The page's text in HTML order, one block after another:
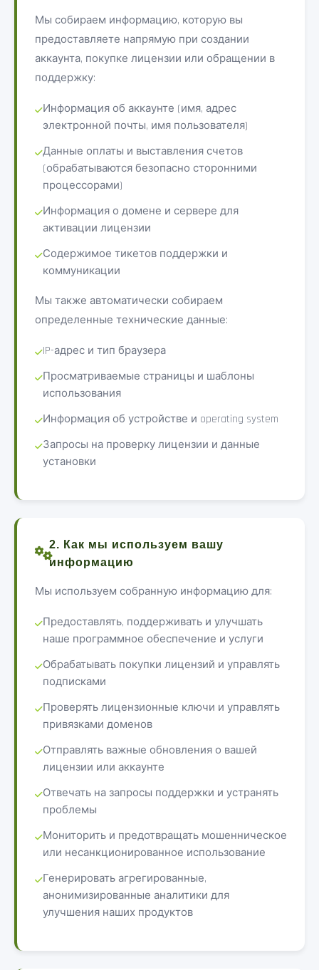
Мы собираем информацию, которую вы
предоставляете напрямую при создании
аккаунта, покупке лицензии или обращении в
поддержку:
Информация об аккаунте (имя, адрес
электронной почты, имя пользователя)
Данные оплаты и выставления счетов
(обрабатываются безопасно сторонними
процессорами)
Информация о домене и сервере для
активации лицензии
Содержимое тикетов поддержки и
коммуникации
Мы также автоматически собираем
определенные технические данные:
IP-адрес и тип браузера
Просматриваемые страницы и шаблоны
использования
Информация об устройстве и operating system
Запросы на проверку лицензии и данные
установки
2. Как мы используем вашу
информацию
Мы используем собранную информацию для:
Предоставлять, поддерживать и улучшать
наше программное обеспечение и услуги
Обрабатывать покупки лицензий и управлять
подписками
Проверять лицензионные ключи и управлять
привязками доменов
Отправлять важные обновления о вашей
лицензии или аккаунте
Отвечать на запросы поддержки и устранять
проблемы
Мониторить и предотвращать мошенническое
или несанкционированное использование
Генерировать агрегированные,
анонимизированные аналитики для
улучшения наших продуктов